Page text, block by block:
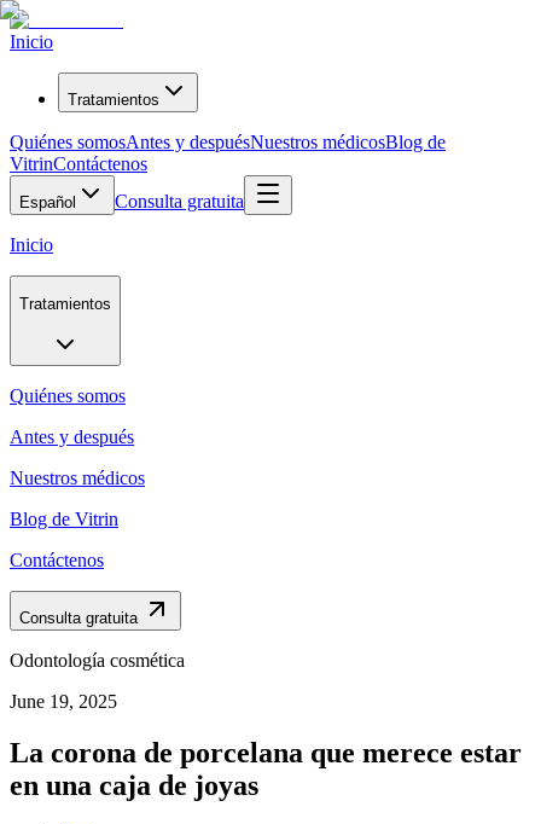
Inicio
Tratamientos
Quiénes somosAntes y despuésNuestros médicosBlog de
VitrinContáctenos
Español Consulta gratuita
Inicio
Tratamientos
Quiénes somos
Antes y después
Nuestros médicos
Blog de Vitrin
Contáctenos
Consulta gratuita
Odontología cosmética
June 19, 2025
La corona de porcelana que merece estar
en una caja de joyas